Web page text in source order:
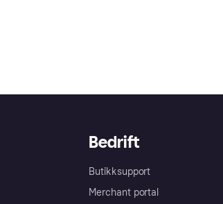
Bedrift
Butikksupport
Merchant portal